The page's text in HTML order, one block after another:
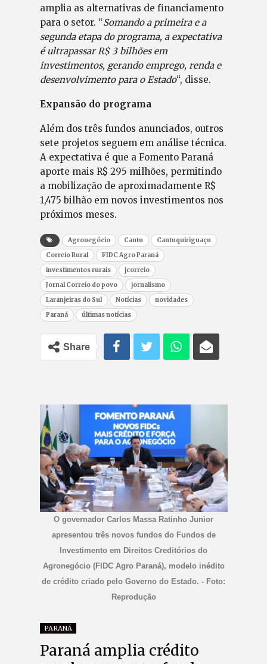
amplia as alternativas de financiamento
para o setor. “Somando a primeira e a
segunda etapa do programa, a expectativa
é ultrapassar R$ 3 bilhões em
investimentos, gerando emprego, renda e
desenvolvimento para o Estado“, disse.
Expansão do programa
Além dos três fundos anunciados, outros
sete projetos seguem em análise técnica.
A expectativa é que a Fomento Paraná
aporte mais R$ 295 milhões, permitindo
a mobilização de aproximadamente R$
1,475 bilhão em novos investimentos nos
próximos meses.
Agronegócio Cantu
Cantuquiriguaçu
Correio Rural
FIDC Agro Paraná
investimentos rurais
jcorreio
Jornal Correio do povo
jornalismo
Laranjeiras do Sul
Notícias
novidades
Paraná
últimas notícias
Share
O governador Carlos Massa Ratinho Junior
apresentou três novos fundos do Fundos de
Investimento em Direitos Creditórios do
Agronegócio (FIDC Agro Paraná), modelo inédito
de crédito criado pelo Governo do Estado. - Foto:
Reprodução
PARANÁ
Paraná amplia crédito